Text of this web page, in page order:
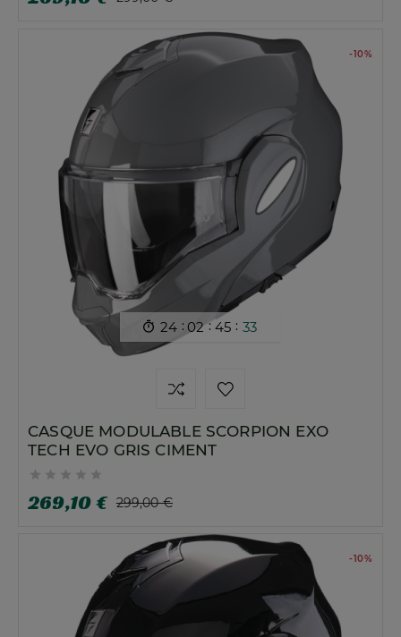
-10%
 24 : 02 : 45 : 32
CASQUE MODULABLE SCORPION EXO
TECH EVO GRIS CIMENT
    
269,10 € 299,00 €
-10%